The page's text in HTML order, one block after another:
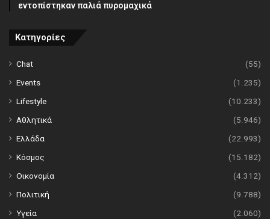
εντοπίστηκαν παλιά πυρομαχικά
Κατηγορίες
Chat
(55)
Events
(1.235)
Lifestyle
(10.233)
Αθλητικά
(5.946)
Ελλάδα
(22.993)
Κόσμος
(15.182)
Οικονομία
(4.312)
Πολιτική
(9.788)
Υγεία
(2.060)